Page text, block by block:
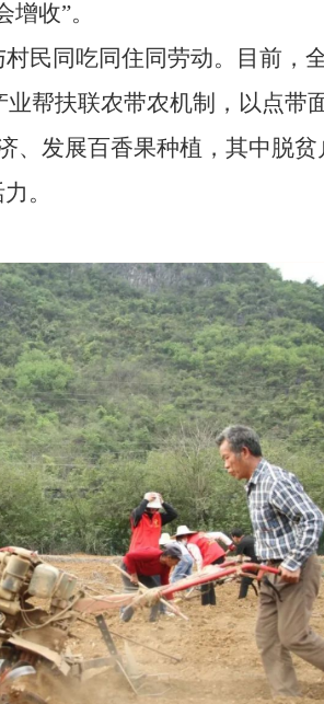
收”。
民同吃同住同劳动。目前，
业帮扶联农带农机制，以点带
、发展百香果种植，其中脱贫
。